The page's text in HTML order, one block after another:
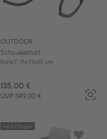
OUTDOOR
Schaukelstuhl
BxHxT: 71x73x115 cm
135,00 €
UVP 349,00 €
noch 3 Tag(e)